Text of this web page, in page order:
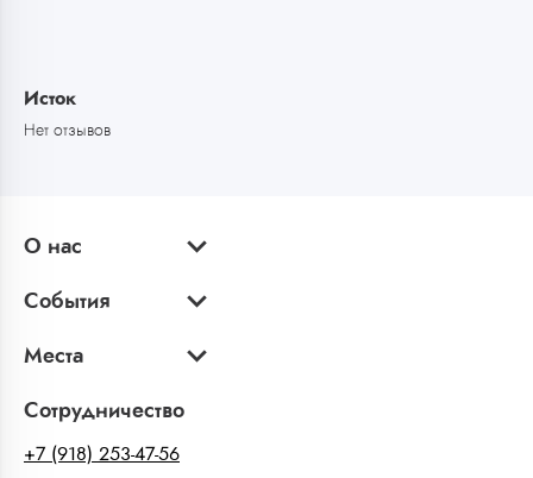
Исток
Нет отзывов
О нас
События
Места
Сотрудничество
+7 (918) 253-47-56